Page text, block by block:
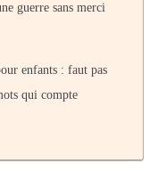
guerre sans merci
enfants : faut pas
qui compte